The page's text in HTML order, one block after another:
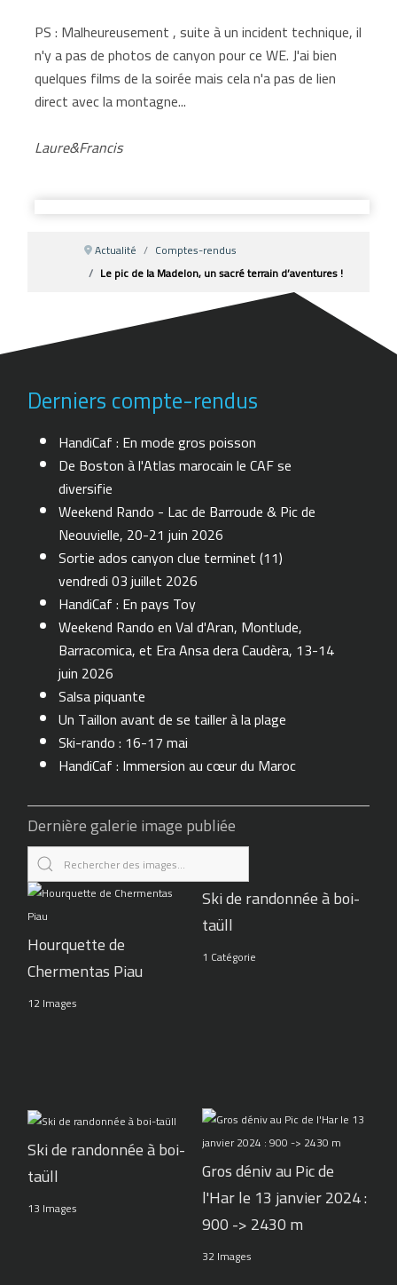
PS : Malheureusement , suite à un incident technique, il
n'y a pas de photos de canyon pour ce WE. J'ai bien
quelques films de la soirée mais cela n'a pas de lien
direct avec la montagne...
Laure&Francis
Actualité
Comptes-rendus
Le pic de la Madelon, un sacré terrain d’aventures !
Derniers compte-rendus
HandiCaf : En mode gros poisson
De Boston à l'Atlas marocain le CAF se
diversifie
Weekend Rando - Lac de Barroude & Pic de
Neouvielle, 20-21 juin 2026
Sortie ados canyon clue terminet (11)
vendredi 03 juillet 2026
HandiCaf : En pays Toy
Weekend Rando en Val d'Aran, Montlude,
Barracomica, et Era Ansa dera Caudèra, 13-14
juin 2026
Salsa piquante
Un Taillon avant de se tailler à la plage
Ski-rando : 16-17 mai
HandiCaf : Immersion au cœur du Maroc
Dernière galerie image publiée
Hourquette de
Chermentas Piau
12 Images
Ski de randonnée à boi-
taüll
1 Catégorie
Ski de randonnée à boi-
taüll
13 Images
Gros déniv au Pic de
l'Har le 13 janvier 2024 :
900 -> 2430 m
32 Images